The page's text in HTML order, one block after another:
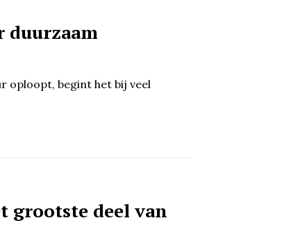
duurzaam
oploopt, begint het bij veel
grootste deel van